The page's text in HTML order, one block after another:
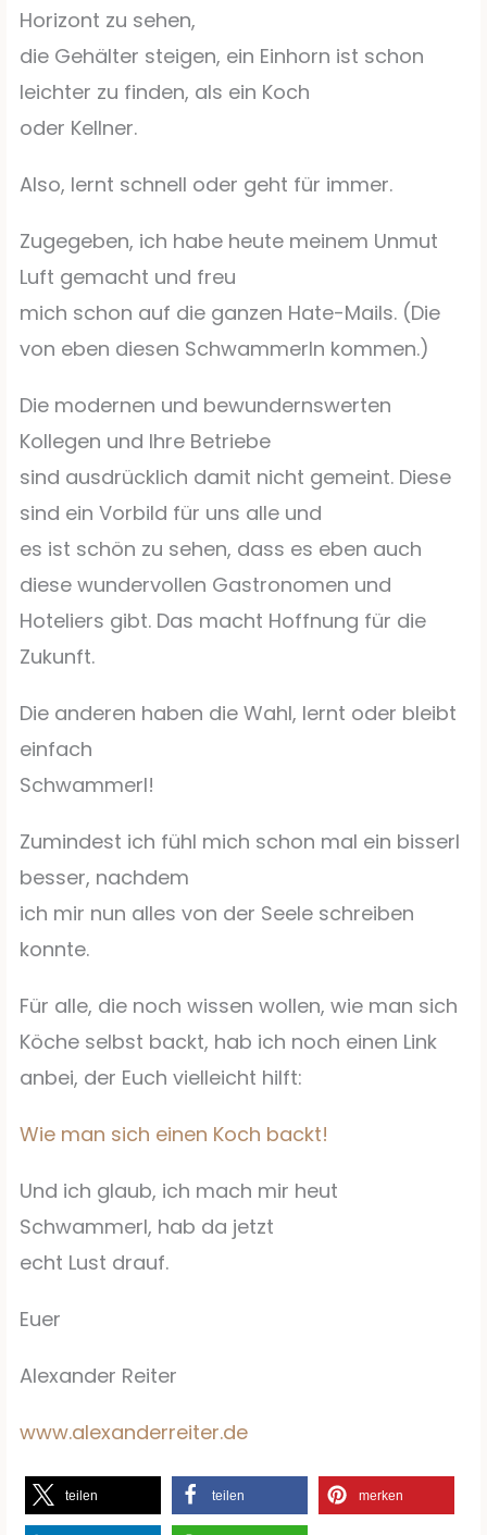
Horizont zu sehen,
die Gehälter steigen, ein Einhorn ist schon
leichter zu finden, als ein Koch
oder Kellner.
Also, lernt schnell oder geht für immer.
Zugegeben, ich habe heute meinem Unmut
Luft gemacht und freu
mich schon auf die ganzen Hate-Mails. (Die
von eben diesen Schwammerln kommen.)
Die modernen und bewundernswerten
Kollegen und Ihre Betriebe
sind ausdrücklich damit nicht gemeint. Diese
sind ein Vorbild für uns alle und
es ist schön zu sehen, dass es eben auch
diese wundervollen Gastronomen und
Hoteliers gibt. Das macht Hoffnung für die
Zukunft.
Die anderen haben die Wahl, lernt oder bleibt
einfach
Schwammerl!
Zumindest ich fühl mich schon mal ein bisserl
besser, nachdem
ich mir nun alles von der Seele schreiben
konnte.
Für alle, die noch wissen wollen, wie man sich
Köche selbst backt, hab ich noch einen Link
anbei, der Euch vielleicht hilft:
Wie man sich einen Koch backt!
Und ich glaub, ich mach mir heut
Schwammerl, hab da jetzt
echt Lust drauf.
Euer
Alexander Reiter
www.alexanderreiter.de
teilen teilen merken